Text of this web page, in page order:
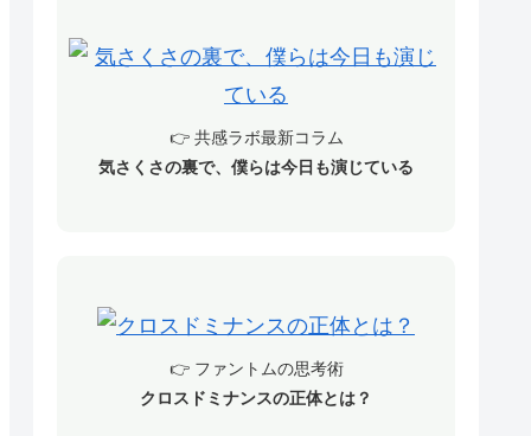
👉 共感ラボ最新コラム
気さくさの裏で、僕らは今日も演じている
👉 ファントムの思考術
クロスドミナンスの正体とは？